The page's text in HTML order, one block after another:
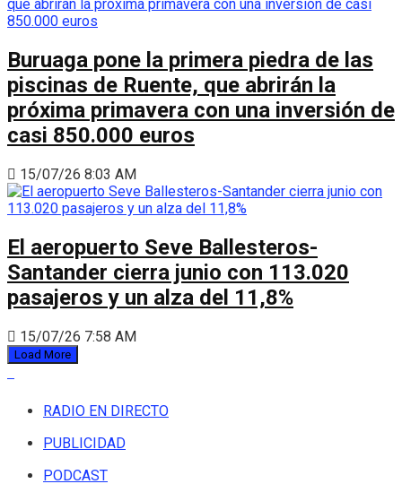
Buruaga pone la primera piedra de las
piscinas de Ruente, que abrirán la
próxima primavera con una inversión de
casi 850.000 euros
15/07/26 8:03 AM
El aeropuerto Seve Ballesteros-
Santander cierra junio con 113.020
pasajeros y un alza del 11,8%
15/07/26 7:58 AM
Load More
RADIO EN DIRECTO
PUBLICIDAD
PODCAST